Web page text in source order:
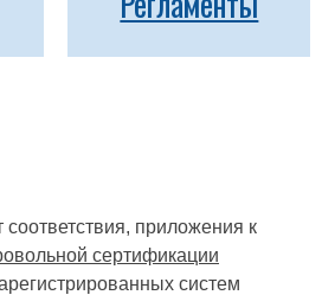
приложения к
сертификации
систем